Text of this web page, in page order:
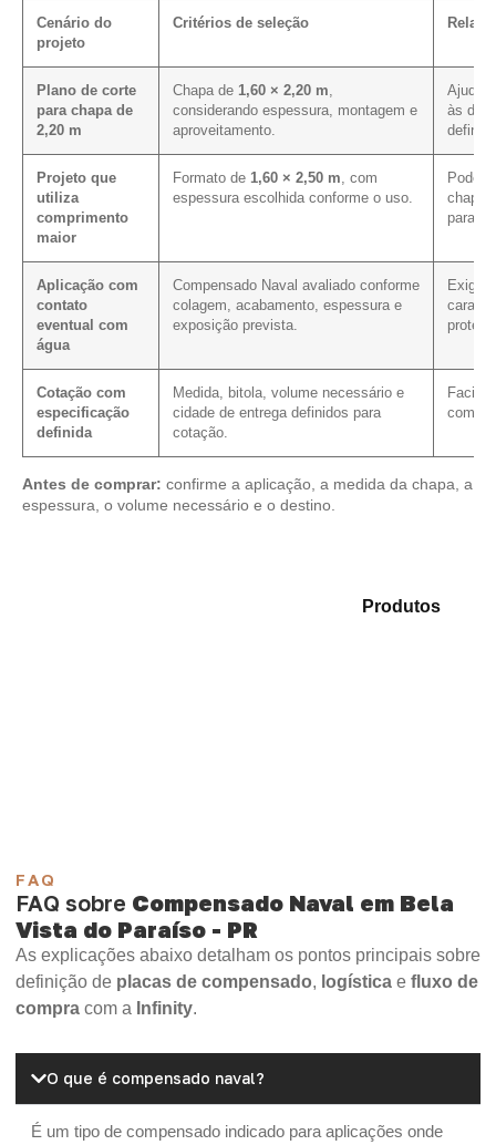
Cenário do
projeto
Critérios de seleção
Plano de corte
para chapa de
2,20 m
Chapa de 1,60 × 2,20 m
considerando espessura, montagem e
aproveitamento.
Ajuda
às
Projeto que
utiliza
comprimento
maior
Formato de 1,60 × 2,50 m , com
espessura escolhida conforme o uso.
Pode
chapa
para
Aplicação com
contato
eventual com
água
Compensado Naval avaliado conforme
colagem, acabamento, espessura e
exposição prevista.
Exige
Cotação com
especificação
definida
Medida, bitola, volume necessário e
cidade de entrega definidos para
cotação.
com
Antes de comprar: confirme a aplicação, a medida da chapa, a
espessura, o volume necessário e o destino.
Produtos
FAQ
FAQ sobre Compensado Naval em Bela
Vista do Paraíso - PR
As explicações abaixo detalham os pontos principais sobre
definição de placas de compensado, logística e fluxo de
compra com a Infinity.
O que é compensado naval?
É um tipo de compensado indicado para aplicações onde